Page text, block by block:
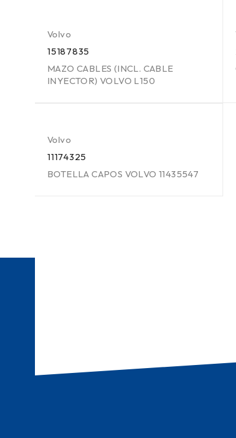
Volvo
15187835
MAZO CABLES (INCL. CABLE
INYECTOR) VOLVO L150
Volvo
11174325
BOTELLA CAPOS VOLVO 11435547